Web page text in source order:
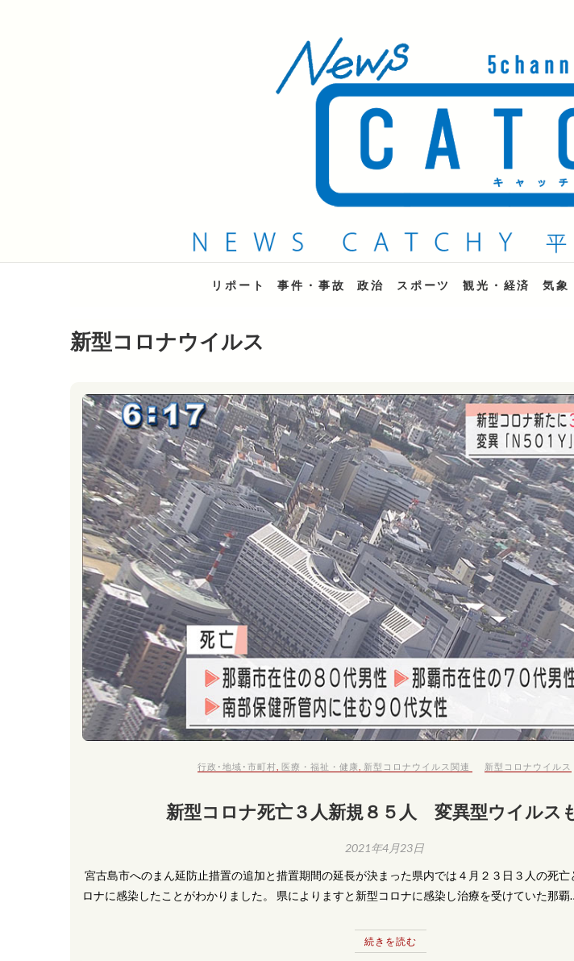
QAB NEWS Headline
キャッチー 月曜〜金曜 午後6時15分放送
リポート 事件・事故 政治 スポーツ 観光・経済 気象
新型コロナウイルス
行政･地域･市町村 医療・福祉・健康 新型コロナウイルス関連 新型コロナウイルス
新型コロナ死亡３人新規８５人 変異型ウイルス
2021年4月23日
宮古島市へのまん延防止措置の追加と措置期間の延長が決まった県内では４月２３日３人の死
ロナに感染したことがわかりました。 県によりますと新型コロナに感染し治療を受けていた那覇
続きを読む